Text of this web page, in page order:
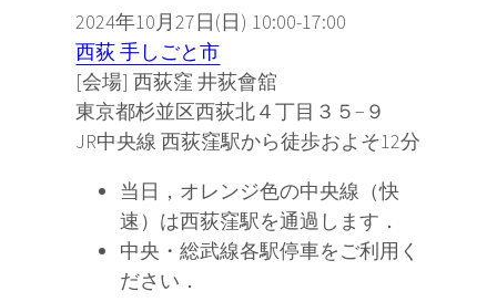
2024年10月27日(日) 10:00-17:00
西荻 手しごと市
[会場] 西荻窪 井荻會舘
東京都杉並区西荻北４丁目３５−９
JR中央線 西荻窪駅から徒歩およそ12分
当日，オレンジ色の中央線（快
速）は西荻窪駅を通過します．
中央・総武線各駅停車をご利用く
ださい．